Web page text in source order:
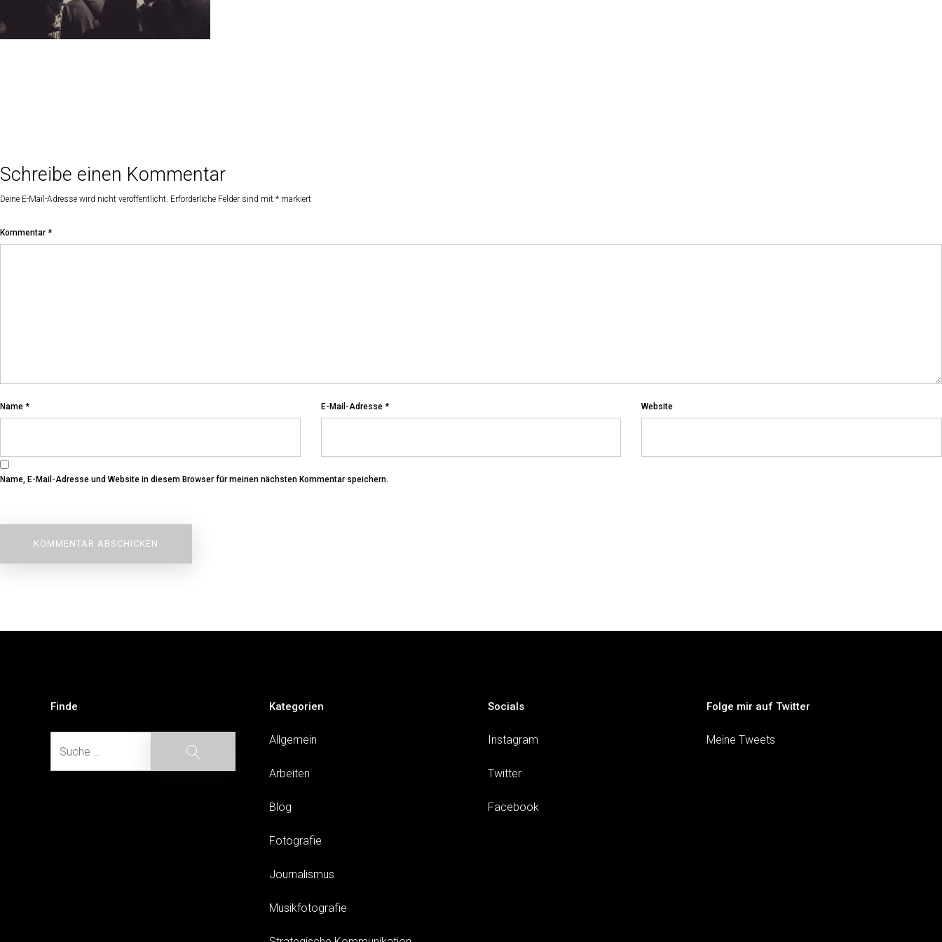
Schreibe einen Kommentar
Deine E-Mail-Adresse wird nicht veröffentlicht. Erforderliche Felder sind mit * markiert
Kommentar *
Name * E-Mail-Adresse * Website
Name, E-Mail-Adresse und Website in diesem Browser für meinen nächsten Kommentar speichern.
Finde
Suche
Kategorien
Allgemein
Arbeiten
Blog
Fotografie
Journalismus
Musikfotografie
Socials
Instagram
Twitter
Facebook
Folge mir auf Twitter
Meine Tweets